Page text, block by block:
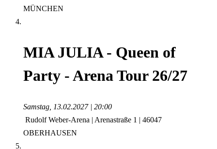
MÜNCHEN
MIA JULIA - Queen of
Party - Arena Tour 26/27
Samstag, 13.02.2027 | 20:00
Rudolf Weber-Arena | Arenastraße 1 | 46047
OBERHAUSEN